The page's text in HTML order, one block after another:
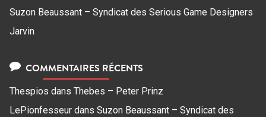
Suzon Beaussant – Syndicat des Serious Game Designers
Jarvin
COMMENTAIRES RÉCENTS
Thespios dans Thebes – Peter Prinz
LePionfesseur dans Suzon Beaussant – Syndicat des